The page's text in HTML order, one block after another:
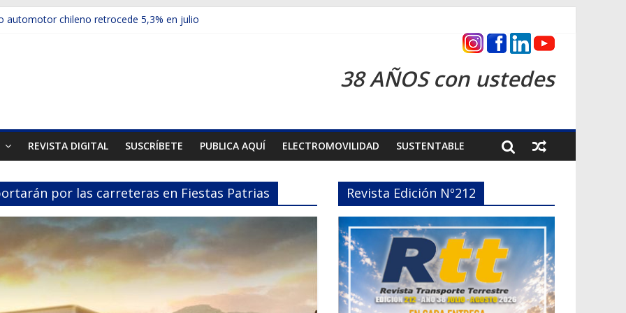
automotor chileno retrocede 5,3% en julio
presentó la recién estrenada Bolden en la Expo Compras Públicas 2026
mercado internacional en lanzar la nueva Maxus T70
38 AÑOS con ustedes
REVISTA DIGITAL SUSCRÍBETE PUBLICA AQUÍ ELECTROMOVILIDAD SUSTENTABLE
por las carreteras en Fiestas Patrias Revista Edición Nº212